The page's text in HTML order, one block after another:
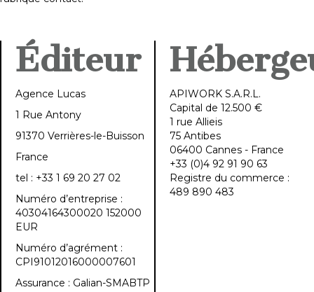
Éditeur
Agence Lucas
1 Rue Antony
91370 Verrières-le-Buisson
France
tel : +33 1 69 20 27 02
Numéro d’entreprise :
40304164300020 152000
EUR
Numéro d’agrément :
CPI91012016000007601
Assurance : Galian-SMABTP
APIWORK S.A.R.L.
Capital de 12.500 €
1 rue Allieis
75 Antibes
06400 Cannes - France
+33 (0)4 92 91 90 63
Registre du commerce :
489 890 483